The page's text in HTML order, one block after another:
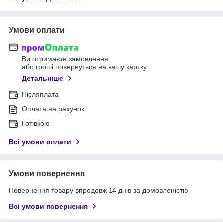
Умови оплати
Ви отримаєте замовлення
або гроші повернуться на вашу картку
Детальніше
Післяплата
Оплата на рахунок
Готівкою
Всі умови оплати
Умови повернення
Повернення товару впродовж 14 днів за домовленістю
Всі умови повернення